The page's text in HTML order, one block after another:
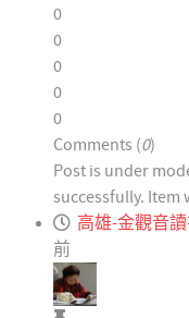
0
0
0
0
0
Comments (0)
Post is under
successfully. Item
高雄-金觀音
前